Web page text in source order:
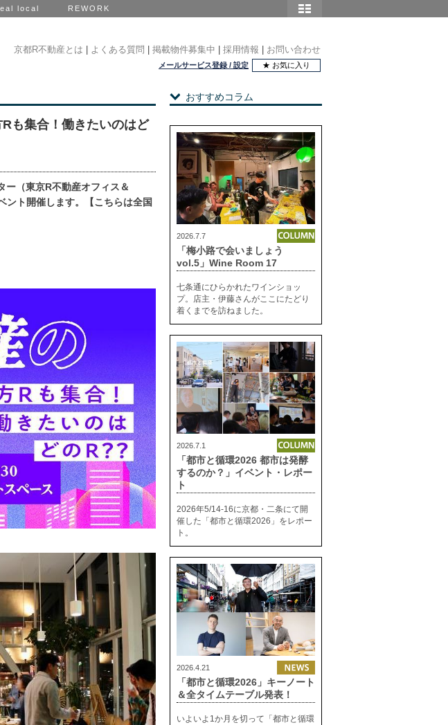
local REWORK
京都R不動産とは よくある質問 掲載物件募集中 採用情報 お問い合わせ
メールサービス登録 / 設定 ★ お気に入り
も集合！働きたいのはど
ー（東京R不動産オフィス＆
ト開催します。【こちらは全国
おすすめコラム
2026.7.7
「梅小路で会いましょう
vol.5」Wine Room 17
七条通にひらかれたワインショッ
プ。店主・伊藤さんがここにたどり
着くまでを訪ねました。
2026.7.1
「都市と循環2026 都市は発酵
するのか？」イベント・レポー
ト
2026年5/14-16に京都・二条にて開
催した「都市と循環2026」をレポー
ト。
2026.4.21
「都市と循環2026」キーノート
＆全タイムテーブル発表！
いよいよ1か月を切って「都市と循環